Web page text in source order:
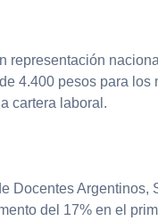
representación
4.400 pesos para los
cartera laboral.
Docentes Argentinos,
del 17% en el